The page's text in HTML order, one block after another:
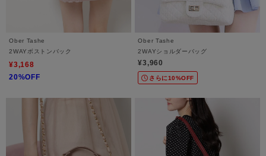
Ober Tashe
2WAYボストンバック
¥3,168
20%OFF
Ober Tashe
2WAYショルダーバッグ
¥3,960
さらに10%OFF